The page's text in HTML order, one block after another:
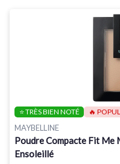
⭐ TRÈS BIEN NOTÉ 🔥
MAYBELLINE
Poudre Compacte Fit Me
Ensoleillé